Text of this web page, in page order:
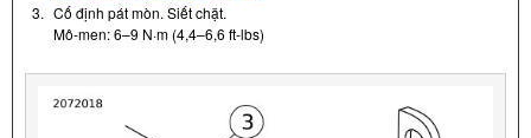
3. Cố định pát mòn. Siết chặt.
Mô-men: 6–9 N·m (4,4–6,6 ft-lbs)